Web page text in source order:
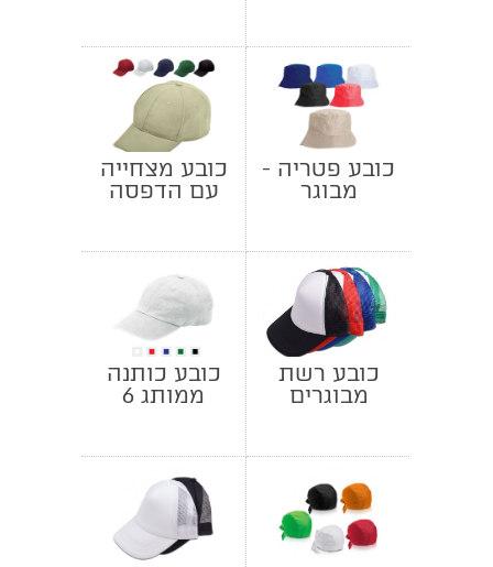
כובע פטריה -
מבוגר
כובע מצחייה
עם הדפסה
כובע רשת
מבוגרים
כובע כותנה
ממותג 6